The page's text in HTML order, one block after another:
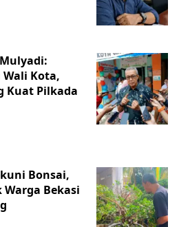
Kota,
Kuat Pilkada
Bonsai,
Bekasi